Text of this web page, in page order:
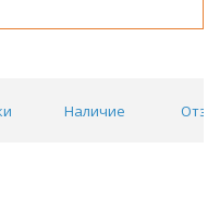
Наличие